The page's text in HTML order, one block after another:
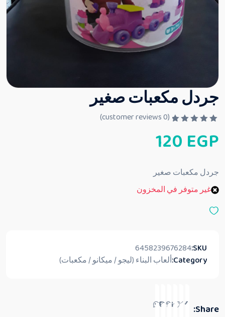
جردل مكعبات صغير
م
ا
ي
م
ن
(
0
120 EGP
جردل مكعبات صغير
غير متوفر في المخزون
SKU:
6458239676284
Category:ألعاب البناء (ليجو / ميكانو / مكعبات)
Share: